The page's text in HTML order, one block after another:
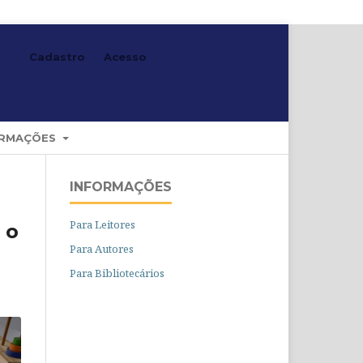
Cadastro Acesso
o
INFORMAÇÕES
Para Leitores
Para Autores
Para Bibliotecários